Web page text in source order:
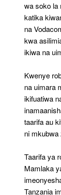
wa soko la
katika
na
kwa
ikiwa na
Kwenye
na uimara
ikifuatiwa
taarifa au
ni mkubwa
Taarifa ya
Mamlaka
Tanzania